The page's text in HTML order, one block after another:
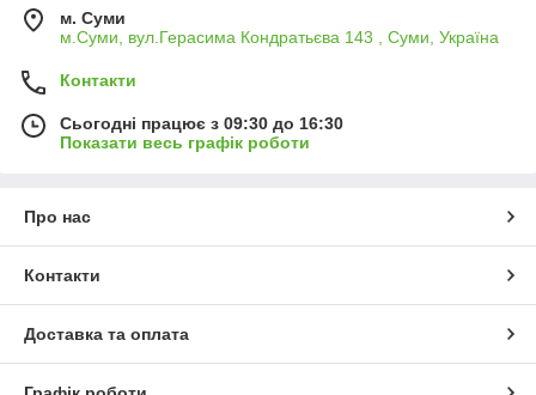
м. Суми
м.Суми, вул.Герасима Кондратьєва 143 , Суми, Україна
Контакти
Сьогодні працює з 09:30 до 16:30
Показати весь графік роботи
Про нас
Контакти
Доставка та оплата